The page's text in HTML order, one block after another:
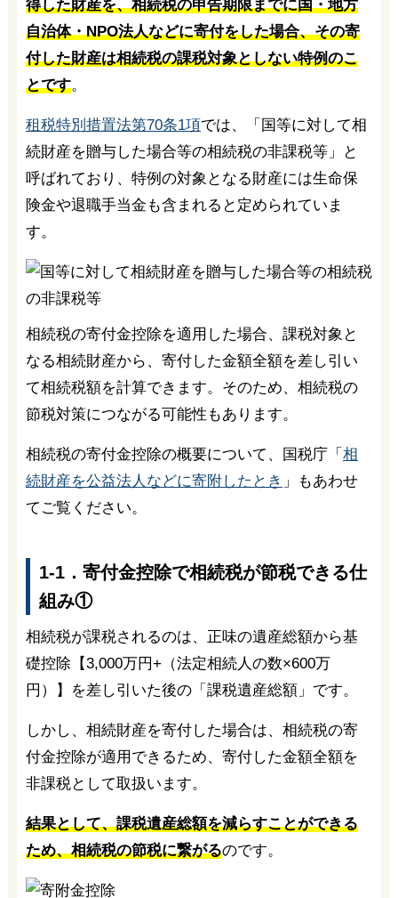
得した財産を、相続税の申告期限までに国・地方
自治体・NPO法人などに寄付をした場合、その寄
付した財産は相続税の課税対象としない特例のこ
とです。
租税特別措置法第70条1項では、「国等に対して相
続財産を贈与した場合等の相続税の非課税等」と
呼ばれており、特例の対象となる財産には生命保
険金や退職手当金も含まれると定められていま
す。
相続税の寄付金控除を適用した場合、課税対象と
なる相続財産から、寄付した金額全額を差し引い
て相続税額を計算できます。そのため、相続税の
節税対策につながる可能性もあります。
相続税の寄付金控除の概要について、国税庁「 相
続財産を公益法人などに寄附したとき 」もあわせ
てご覧ください。
1-1．寄付金控除で相続税が節税できる仕
組み①
相続税が課税されるのは、正味の遺産総額から基
礎控除【3,000万円+（法定相続人の数×600万
円）】を差し引いた後の「課税遺産総額」です。
しかし、相続財産を寄付した場合は、相続税の寄
付金控除が適用できるため、寄付した金額全額を
非課税として取扱います。
結果として、課税遺産総額を減らすことができる
ため、相続税の節税に繋がるのです。